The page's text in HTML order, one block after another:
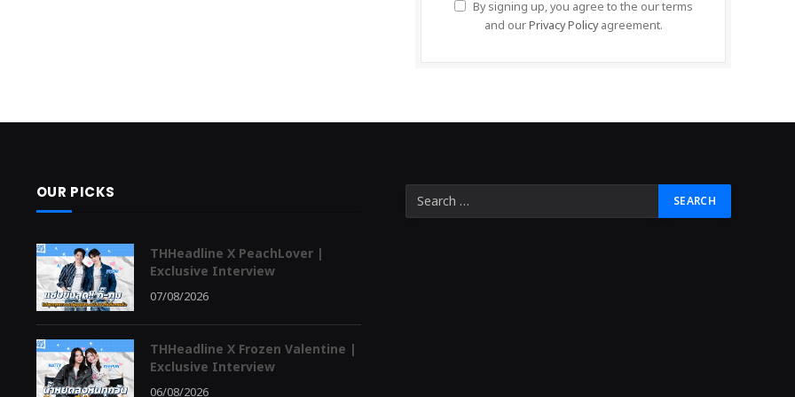
By signing up, you agree to the our terms
and ourPrivacy Policyagreement.
OUR PICKS
THHeadline X PeachLover |
Exclusive Interview
07/08/2026
THHeadline X Frozen Valentine |
Exclusive Interview
06/08/2026